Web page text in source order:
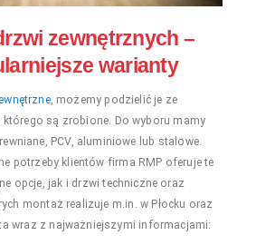
zewnętrznych –
warianty
, możemy podzielić je ze
którego są zrobione. Do wyboru mamy
PCV, aluminiowe lub stalowe.
potrzeby klientów firma RMP oferuje te
opcje, jak i drzwi techniczne oraz
montaż realizuje m.in. w Płocku oraz
wraz z najważniejszymi informacjami: